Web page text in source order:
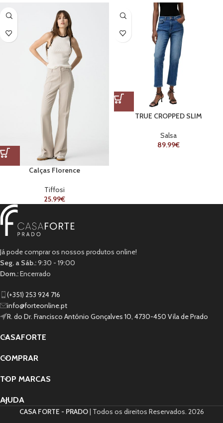
Calças Florence
Tiffosi
25.99€
TRUE CROPPED SLIM
Salsa
89.99€
Já pode comprar os nossos produtos online!
Seg. a Sáb.:9:30 - 19:00
Dom.:Encerrado
(+351) 253 924 716
info@forteonline.pt
R. do Dr. Francisco António Gonçalves 10, 4730-450 Vila de Prado
CASAFORTE
COMPRAR
TOP MARCAS
AJUDA
CASA FORTE - PRADO| Todos os direitos Reservados. 2026